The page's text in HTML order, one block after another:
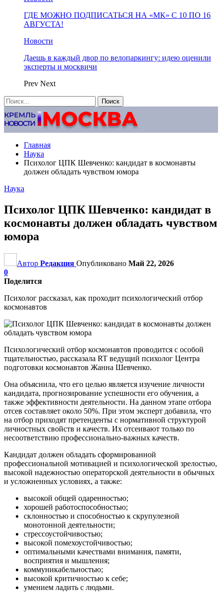
ГДЕ МОЖНО ПОДПИСАТЬСЯ НА «МК» С 10 ПО 16
АВГУСТА!
Новости
Даешь в каждый двор по велопаркингу: идею оценили
эксперты и москвичи
Prev Next
Главная
Наука
Психолог ЦПК Шевченко: кандидат в космонавты
должен обладать чувством юмора
Наука
Психолог ЦПК Шевченко: кандидат в
космонавты должен обладать чувством
юмора
Автор Редакция Опубликовано Май 22, 2026
0
Поделится
Психолог рассказал, как проходит психологический отбор
космонавтов
Психологический отбор космонавтов проводится с особой
тщательностью, рассказала RT ведущий психолог Центра
подготовки космонавтов Жанна Шевченко.
Она объяснила, что его целью является изучение личности
кандидата, прогнозирование успешности его обучения, а
также эффективности деятельности. На данном этапе отбора
отсев составляет около 50%. При этом эксперт добавила, что
на отбор приходят претенденты с нормативной структурой
личностных свойств и качеств. Их отсеивают только по
несоответствию профессионально-важных качеств.
Кандидат должен обладать сформированной
профессиональной мотивацией и психологической зрелостью,
высокой надежностью операторской деятельности в обычных
и усложненных условиях, а также:
высокой общей одаренностью;
хорошей работоспособностью;
склонностью и способностью к скрупулезной
монотонной деятельности;
стрессоустойчивостью;
высокой помехоустойчивостью;
оптимальными качествами внимания, памяти,
восприятия и мышления;
коммуникабельностью;
высокой критичностью к себе;
умением ладить с людьми.